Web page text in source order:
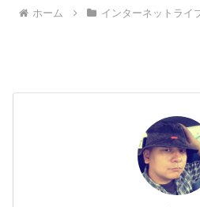
ホーム インターネットライ